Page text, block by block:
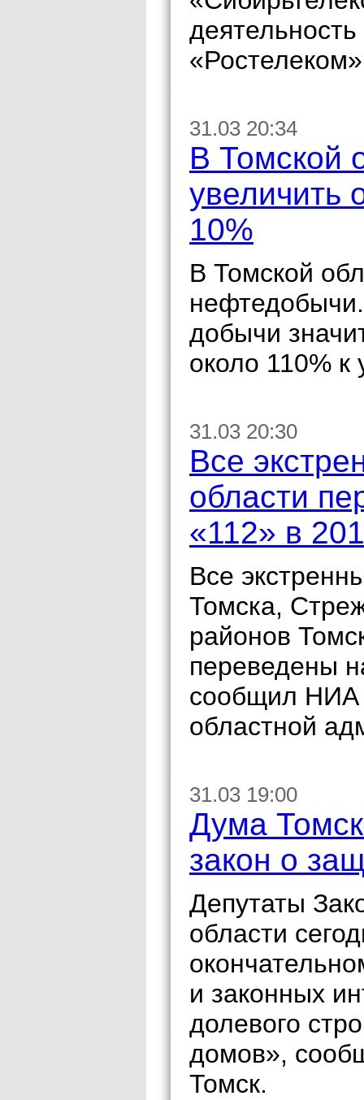
31.03 20:34
В Томской
увеличить
10%
В Томской
добычи
около 110% к
31.03 20:30
Все
области
«112» в
Все
Томска,
районов
переведены
сообщил НИА
областной
31.03 19:00
Дума
закон о
Депутаты
области
и законных
долевого
домов»,
Томск.